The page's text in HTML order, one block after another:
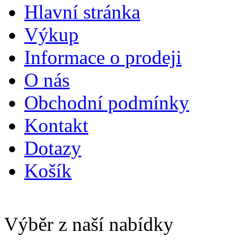
Hlavní stránka
Výkup
Informace o prodeji
O nás
Obchodní podmínky
Kontakt
Dotazy
Košík
Výběr z naší nabídky